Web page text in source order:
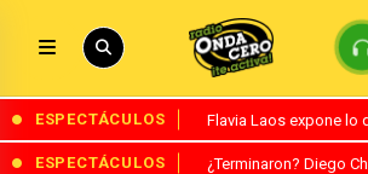
ESPECTÁCULOS Flavia Laos expone lo
ESPECTÁCULOS ¿Terminaron? Diego